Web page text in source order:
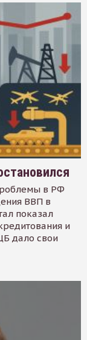
в РФ
ВВП в
показал
и
дало свои